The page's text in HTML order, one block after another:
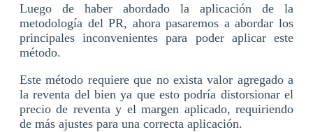
Luego de haber abordado la aplicación de la
metodología del PR, ahora pasaremos a abordar los
principales inconvenientes para poder aplicar este
método.
Este método requiere que no exista valor agregado a
la reventa del bien ya que esto podría distorsionar el
precio de reventa y el margen aplicado, requiriendo
de más ajustes para una correcta aplicación.